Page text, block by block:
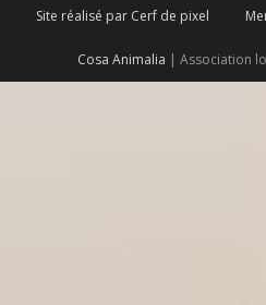
Site réalisé par Cerf de pixel
Cosa Animalia | Association